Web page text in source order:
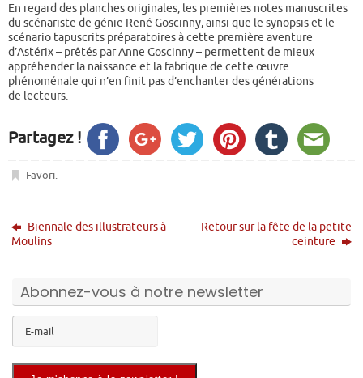
En regard des planches originales, les premières notes manuscrites
du scénariste de génie René Goscinny, ainsi que le synopsis et le
scénario tapuscrits préparatoires à cette première aventure
d’Astérix – prêtés par Anne Goscinny – permettent de mieux
appréhender la naissance et la fabrique de cette œuvre
phénoménale qui n’en finit pas d’enchanter des générations
de lecteurs.
Partagez !
Favori.
Biennale des illustrateurs à
Moulins
Retour sur la fête de la petite
ceinture
Abonnez-vous à notre newsletter